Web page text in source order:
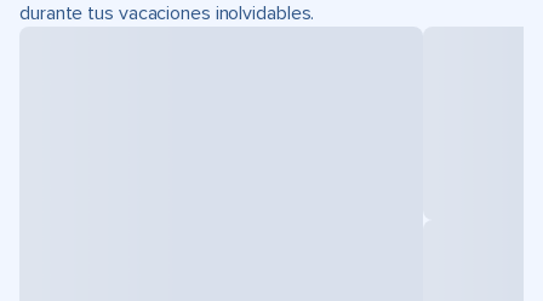
durante tus vacaciones inolvidables.